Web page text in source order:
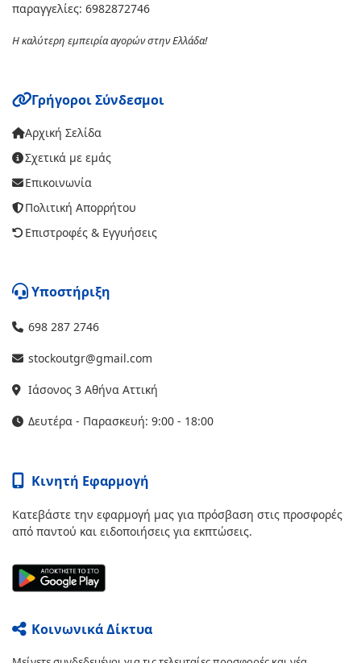
παραγγελίες: 6982872746
Η καλύτερη εμπειρία αγορών στην Ελλάδα!
Γρήγοροι Σύνδεσμοι
Αρχική Σελίδα
Σχετικά με εμάς
Επικοινωνία
Πολιτική Απορρήτου
Επιστροφές & Εγγυήσεις
Υποστήριξη
698 287 2746
stockoutgr@gmail.com
Ιάσονος 3 Αθήνα Αττική
Δευτέρα - Παρασκευή: 9:00 - 18:00
Κινητή Εφαρμογή
Κατεβάστε την εφαρμογή μας για πρόσβαση στις προσφορές
από παντού και ειδοποιήσεις για εκπτώσεις.
Κοινωνικά Δίκτυα